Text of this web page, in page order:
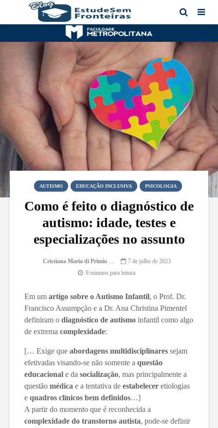
AUTISMO EDUCAÇÃO INCLUSIVA PSICOLOGIA
Como é feito o diagnóstico de
autismo: idade, testes e
especializações no assunto
Cristiana Maria di Primio Gonçalves
7 de julho de 2023
9 minutos para leitura
Em um artigo sobre o Autismo Infantil, o Prof. Dr.
Francisco Assumpção e a Dr. Ana Christina Pimentel
definiram o diagnóstico de autismo infantil como algo
de extrema complexidade:
[… Exige que abordagens multidisciplinares sejam
efetivadas visando-se não somente a questão
educacional e da socialização, mas principalmente a
questão médica e a tentativa de estabelecer etiologias
e quadros clínicos bem definidos…]
A partir do momento que é reconhecida a
complexidade do transtorno autista, pode-se definir